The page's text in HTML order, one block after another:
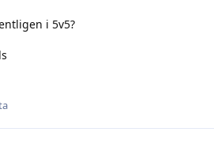
i 5v5?